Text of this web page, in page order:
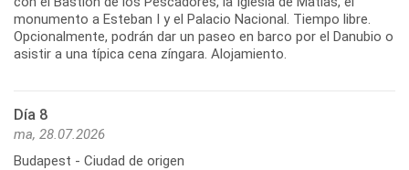
monumento a Esteban I y el Palacio Nacional. Tiempo libre.
Opcionalmente, podrán dar un paseo en barco por el Danubio o
asistir a una típica cena zíngara. Alojamiento.
Día 8
ma, 28.07.2026
Budapest - Ciudad de origen